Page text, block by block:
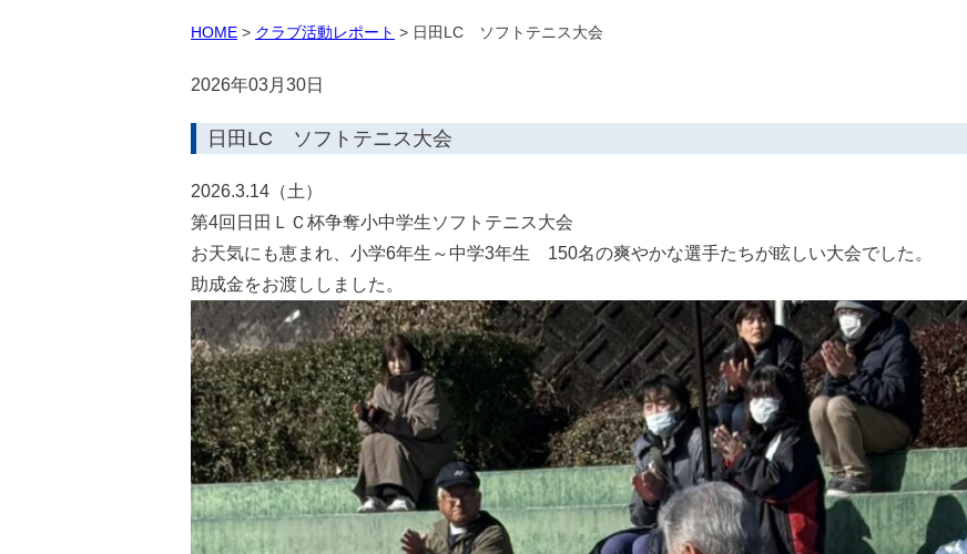
HOME クラブ活動レポート 日田LC ソフトテニス大会
2026年03月30日
日田LC ソフトテニス大会
2026.3.14（土）
第4回日田ＬＣ杯争奪小中学生ソフトテニス大会
お天気にも恵まれ、小学6年生～中学3年生 150名の爽やかな選手たちが眩しい大会でした。
助成金をお渡ししました。